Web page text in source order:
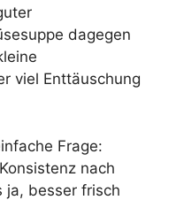
dagegen
viel Enttäuschung
Frage:
nach
ja, besser frisch